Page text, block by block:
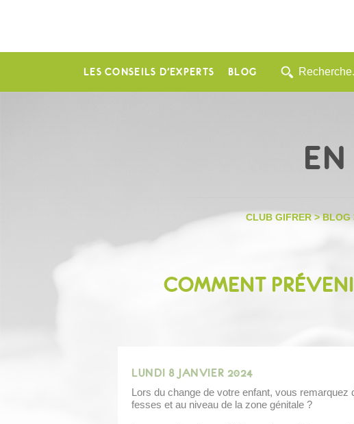
LES CONSEILS D’EXPERTS BLOG
CLUB GIFRER>BLOG
COMMENT
LUNDI 8 JANVIER 2024
Lors du change de votre enfant, vous remarquez
fesses et au niveau de la zone génitale ?